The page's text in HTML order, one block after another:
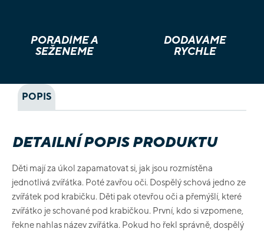
PORADÍME A
SEŽENEME
DODÁVÁME
RYCHLE
POPIS
DETAILNÍ POPIS PRODUKTU
Děti mají za úkol zapamatovat si, jak jsou rozmístěna
jednotlivá zvířátka. Poté zavřou oči. Dospělý schová jedno ze
zvířátek pod krabičku. Děti pak otevřou oči a přemýšlí, které
zvířátko je schované pod krabičkou. První, kdo si vzpomene,
řekne nahlas název zvířátka. Pokud ho řekl správně, dospělý